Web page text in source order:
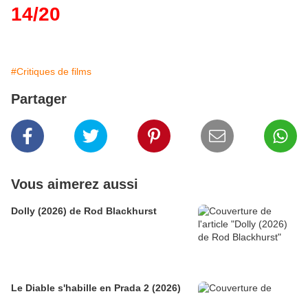
14/20
#Critiques de films
Partager
Vous aimerez aussi
Dolly (2026) de Rod Blackhurst
Le Diable s'habille en Prada 2 (2026)